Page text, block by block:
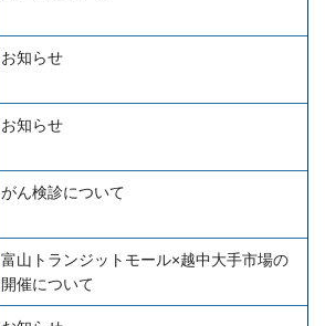
お知らせ
お知らせ
がん検診について
富山トランジットモール×越中大手市場の
開催について